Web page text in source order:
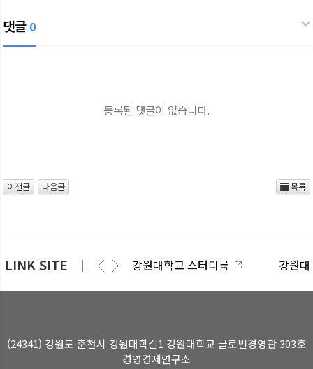
댓글 0
등록된 댓글이 없습니다.
이전글 다음글 목록
LINK SITE 강원대학교 스터디룸 강원대학교
(24341) 강원도 춘천시 강원대학길1 강원대학교 글로벌경영관 303호
경영경제연구소